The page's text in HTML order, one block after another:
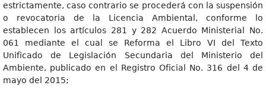
estrictamente, caso contrario se procederá con la suspensión
o revocatoria de la Licencia Ambiental, conforme lo
establecen los artículos 281 y 282 Acuerdo Ministerial No.
061 mediante el cual se Reforma el Libro VI del Texto
Unificado de Legislación Secundaria del Ministerio del
Ambiente, publicado en el Registro Oficial No. 316 del 4 de
mayo del 2015;